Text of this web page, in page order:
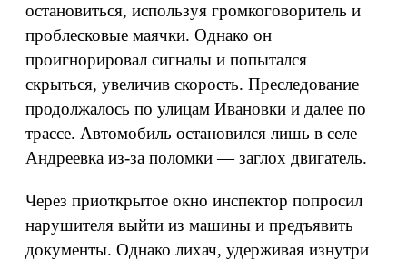
остановиться, используя громкоговоритель и
проблесковые маячки. Однако он
проигнорировал сигналы и попытался
скрыться, увеличив скорость. Преследование
продолжалось по улицам Ивановки и далее по
трассе. Автомобиль остановился лишь в селе
Андреевка из-за поломки — заглох двигатель.
Через приоткрытое окно инспектор попросил
нарушителя выйти из машины и предъявить
документы. Однако лихач, удерживая изнутри